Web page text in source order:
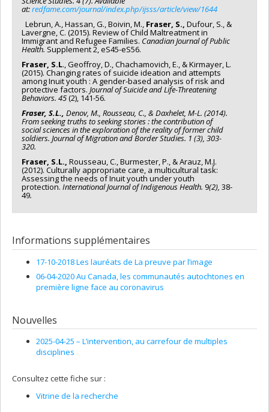
at:redfame.com/journal/index.php/ijsss/article/view/1644
Lebrun, A., Hassan, G., Boivin, M., Fraser, S., Dufour, S., &
Lavergne, C. (2015). Review of Child Maltreatment in
Immigrant and Refugee Families. Canadian Journal of Public
Health. Supplement 2, eS45-eS56.
Fraser, S.L., Geoffroy, D., Chachamovich, E., & Kirmayer, L.
(2015). Changing rates of suicide ideation and attempts
among Inuit youth : A gender-based analysis of risk and
protective factors. Journal of Suicide and Life-Threatening
Behaviors. 45(2), 141-56.
Fraser, S.L., Denov, M., Rousseau, C., & Daxhelet, M-L. (2014).
From seeking truths to seeking stories : the contribution of
social sciences in the exploration of the reality of former child
soldiers. Journal of Migration and Border Studies. 1 (3), 303-
320.
Fraser, S.L., Rousseau, C., Burmester, P., & Arauz, M.J.
(2012). Culturally appropriate care, a multicultural task:
Assessing the needs of Inuit youth under youth
protection. International Journal of Indigenous Health. 9(2), 38-
49.
Informations supplémentaires
17-10-2018 Les lauréats de La preuve par l’image
06-04-2020 Au Canada, les communautés autochtones en
première ligne face au coronavirus
Nouvelles
2025-04-25 – L’intervention, au carrefour de multiples
disciplines
Consultez cette fiche sur :
Vitrine de la recherche